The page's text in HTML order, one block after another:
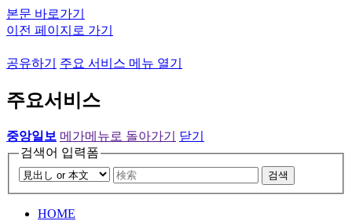
본문 바로가기
이전 페이지로 가기
공유하기 주요 서비스 메뉴 열기
주요서비스
중앙일보 메가메뉴로 돌아가기
닫기
검색어 입력폼
검색
HOME